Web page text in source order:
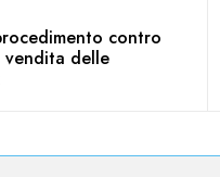
contro
vendita delle